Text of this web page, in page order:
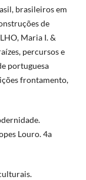
brasileiros em
de
Maria I. &
percursos e
portuguesa
frontamento,
Louro. 4a